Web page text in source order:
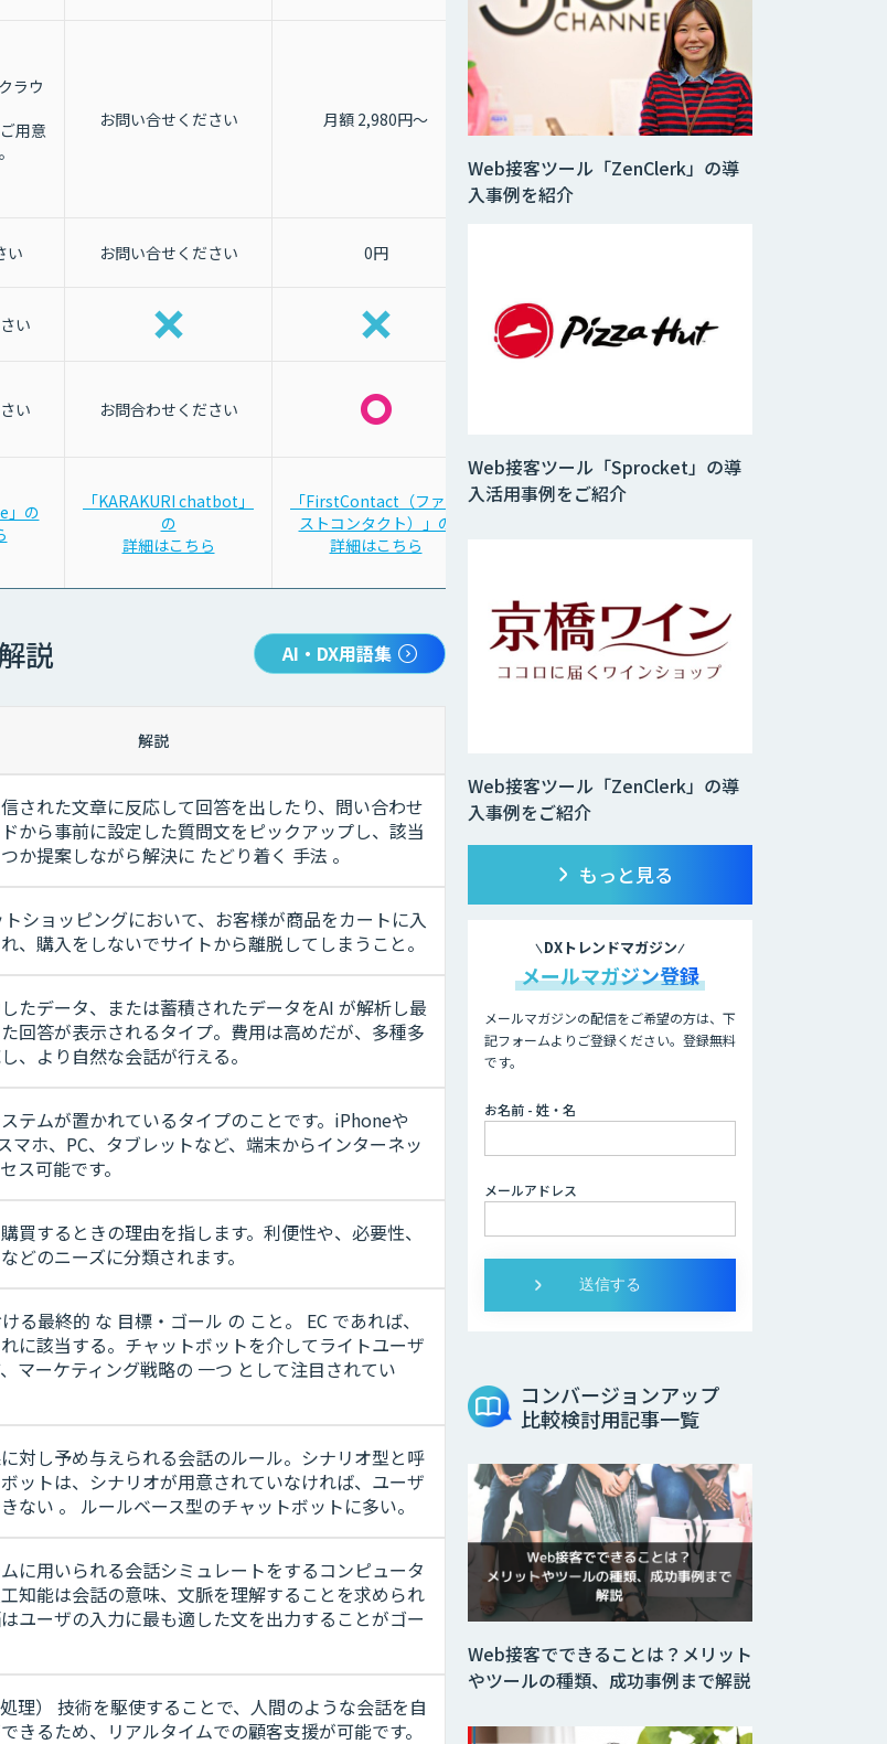
ラウ
用意
お問い合せください 月額 2,980円～ お問合せください
い お問い合せください 0円
い
い お問合わせください
」の
「KARAKURI chatbot」
の
詳細はこちら
「FirstContact（ファー
ストコンタクト）」の
詳細はこちら
説 AI・DX用語集
解説
された文章に反応して回答を出したり、問い合わせ
から事前に設定した質問文をピックアップし、該当
か提案しながら解決に たどり着く 手法 。
トショッピングにおいて、お客様が商品をカートに入
、購入をしないでサイトから離脱してしまうこと。
たデータ、または蓄積されたデータをAI が解析し最
回答が表示されるタイプ。費用は高めだが、多種多
、より自然な会話が行える。
テムが置かれているタイプのことです。iPhoneや
マホ、PC、タブレットなど、端末からインターネッ
ス可能です。
買するときの理由を指します。利便性や、必要性、
どのニーズに分類されます。
る最終的 な 目標・ゴール の こと。 EC であれば、
に該当する。チャットボットを介してライトユーザ
マーケティング戦略の 一つ として注目されてい
対し予め与えられる会話のルール。シナリオ型と呼
ットは、シナリオが用意されていなければ、ユーザ
ない 。 ルールベース型のチャットボットに多い。
に用いられる会話シミュレートをするコンピュータ
知能は会話の意味、文脈を理解することを求められ
ユーザの入力に最も適した文を出力することがゴー
理） 技術を駆使することで、人間のような会話を自
きるため、リアルタイムでの顧客支援が可能です。
Web接客ツール「Sprocket」の導
入活用事例をご紹介
Web接客ツール「ZenClerk」の導
入事例をご紹介
Web接客ツール「ZenClerk」の導
入事例を紹介
もっと見る
DXトレンドマガジン
メールマガジン登録
メールマガジンの配信をご希望の方は、下
記フォームよりご登録ください。登録無料
です。
お名前 - 姓・名
メールアドレス
コンバージョンアップ
比較検討用記事一覧
Web接客でできることは？メリット
やツールの種類、成功事例まで解説